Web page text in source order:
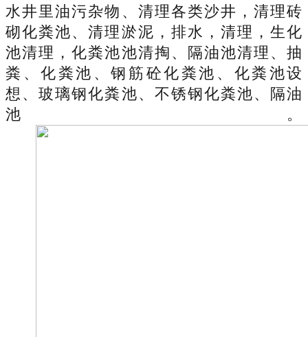
水井里油污杂物、清理各类沙井，清理砖
砌化粪池、清理淤泥，排水，清理，生化
池清理，化粪池池清掏、隔油池清理、抽
粪、化粪池、钢筋砼化粪池、化粪池设
想、玻璃钢化粪池、不锈钢化粪池、隔油
池。